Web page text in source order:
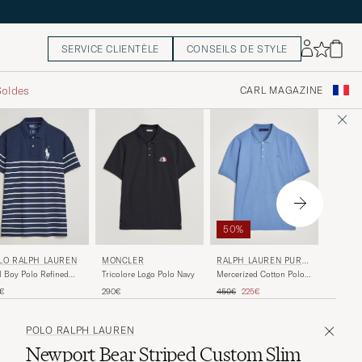
SERVICE CLIENTÈLE CONSEILS DE STYLE
CARL MAGAZINE
RALPH LAUREN
Boy Polo Refined
MONCLER
Tricolore Logo Polo Navy
290€
50%
RALPH LAUREN PURPL
E LABEL
Mercerized Cotton Polo
Prix ordinaire
450€ Prix réduit
225€
Navy/
POLO RALPH LAUREN
Newport Bear Striped Custom Slim